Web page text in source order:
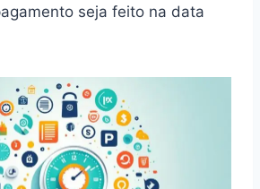
seja feito na data